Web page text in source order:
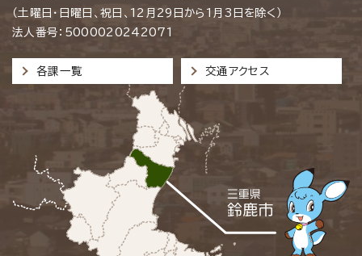
（土曜日・日曜日、祝日、12月29日から1月3日を除く）
法人番号：5000020242071
各課一覧 交通アクセス